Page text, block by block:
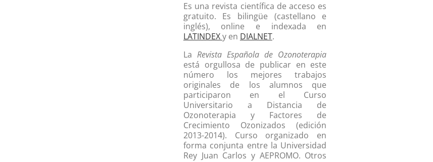
Es una revista científica de acceso es
gratuito. Es bilingüe (castellano e
inglés), online e indexada en
LATINDEXy en DIALNET.
La Revista Española de Ozonoterapia
está orgullosa de publicar en este
número los mejores trabajos
originales de los alumnos que
participaron en el Curso
Universitario a Distancia de
Ozonoterapia y Factores de
Crecimiento Ozonizados (edición
2013-2014). Curso organizado en
forma conjunta entre la Universidad
Rey Juan Carlos y AEPROMO. Otros